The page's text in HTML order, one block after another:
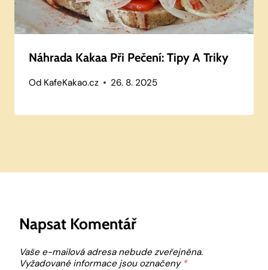
Náhrada Kakaa Při Pečení: Tipy A Triky
Od KafeKakao.cz 26. 8. 2025
Napsat Komentář
Vaše e-mailová adresa nebude zveřejněna.
Vyžadované informace jsou označeny *